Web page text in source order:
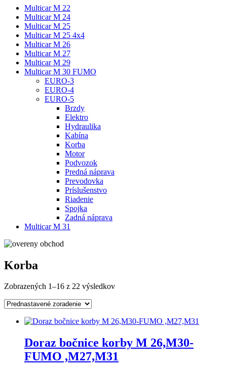
Multicar M 22
Multicar M 24
Multicar M 25
Multicar M 25 4x4
Multicar M 26
Multicar M 27
Multicar M 29
Multicar M 30 FUMO
EURO-3
EURO-4
EURO-5
Brzdy
Elektro
Hydraulika
Kabína
Korba
Motor
Podvozok
Predná náprava
Prevodovka
Príslušenstvo
Riadenie
Spojka
Zadná náprava
Multicar M 31
Korba
Zobrazených 1–16 z 22 výsledkov
Doraz bočnice korby M 26,M30-
FUMO ,M27,M31